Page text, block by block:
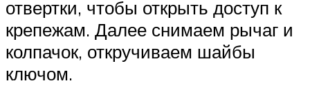
отвертки, чтобы открыть доступ к
крепежам. Далее снимаем рычаг и
колпачок, откручиваем шайбы
ключом.